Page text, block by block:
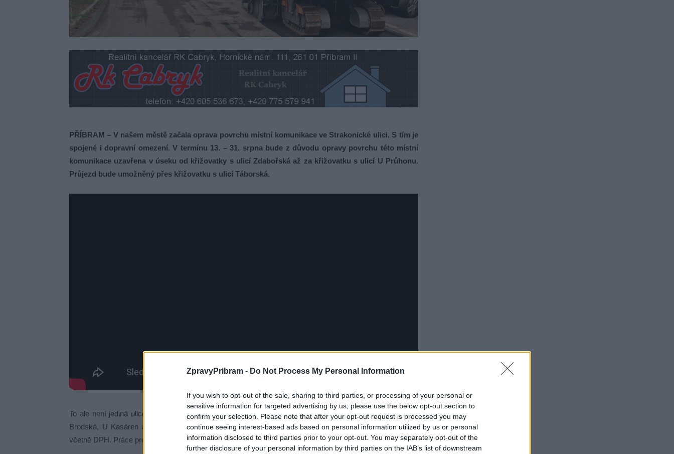
ZpravyPribram - Do Not Process My Personal Information
If you wish to opt-out of the sale, sharing to third parties, or processing of your personal or
sensitive information for targeted advertising by us, please use the below opt-out section to
confirm your selection. Please note that after your opt-out request is processed you may
continue seeing interest-based ads based on personal information utilized by us or personal
information disclosed to third parties prior to your opt-out. You may separately opt-out of the
further disclosure of your personal information by third parties on the IAB’s list of downstream
PŘÍBRAM – V našem městě začala oprava povrchu místní komunikace ve Strakonické ulici. S tím je
spojené i dopravní omezení. V termínu 13. – 31. srpna bude z důvodu opravy povrchu této místní
komunikace uzavřena v úseku od křižovatky s ulicí Zdabořská až za křižovatku s ulicí U Průhonu.
Průjezd bude umožněný přes křižovatku s ulicí Táborská.
To ale není jediná ulice, ve které boudou probíhat opravy povrchu. Nového povrchu se dočká také ulice
Brodská, U Kasáren a silnice Sázky – Brod. Příbram vyjdou opravy těchto ulic celkem na 8,2 milionů
včetně DPH. Práce provede společnost Robstav z Prahy, která vzešla jako vítěz ve výběrovém řízení.